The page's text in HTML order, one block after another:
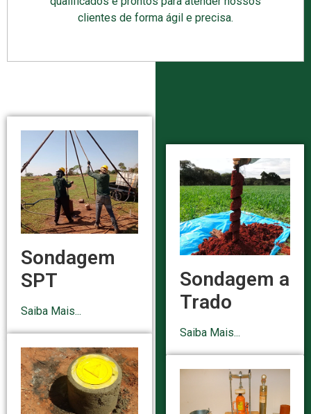
clientes de forma ágil e precisa.
Sondagem
SPT
Saiba Mais...
Sondagem a
Trado
Saiba Mais...